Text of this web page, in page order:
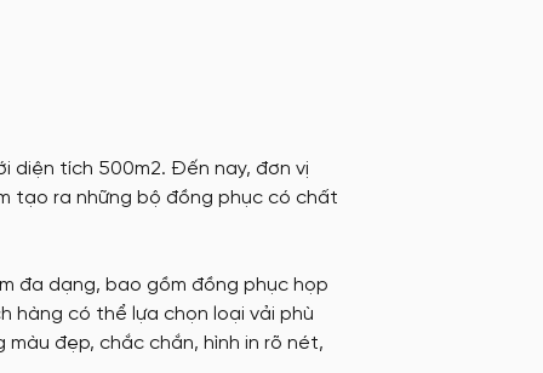
diện tích 500m2. Đến nay, đơn vị
tạo ra những bộ đồng phục có chất
đa dạng, bao gồm đồng phục họp
hàng có thể lựa chọn loại vải phù
đẹp, chắc chắn, hình in rõ nét,